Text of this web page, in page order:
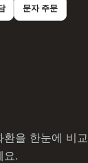
문자 주문
환을 한눈에 비
요.